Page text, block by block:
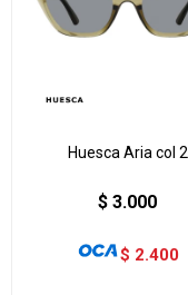
Huesca Aria col 2
$ 3.000
$ 2.400